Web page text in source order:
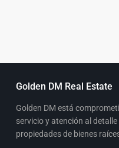
Golden DM Real Estate
Golden DM está
servicio y atención al
propiedades de bienes